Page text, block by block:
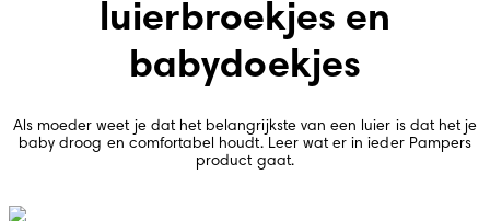
luierbroekjes en
babydoekjes
Als moeder weet je dat het belangrijkste van een luier is dat het je
baby droog en comfortabel houdt. Leer wat er in ieder Pampers
product gaat.